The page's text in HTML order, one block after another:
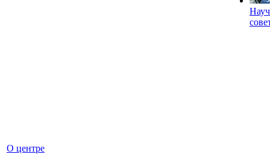
О центре